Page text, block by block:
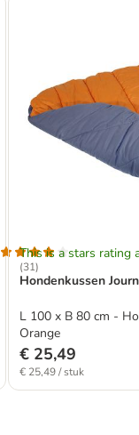
This is a stars rating
(31)
Hondenkussen
L 100 x B 80 cm -
Orange
€ 25,49
€ 25,49 / stuk